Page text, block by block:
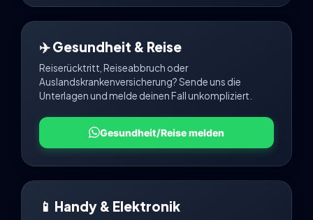
✈️ Gesundheit & Reise
Reiserücktritt, Reiseabbruch oder
Auslandskrankenversicherung? Sende uns die
Unterlagen und melde deinen Fall unkompliziert.
Gesundheit/Reise melden
📱 Handy & Elektronik